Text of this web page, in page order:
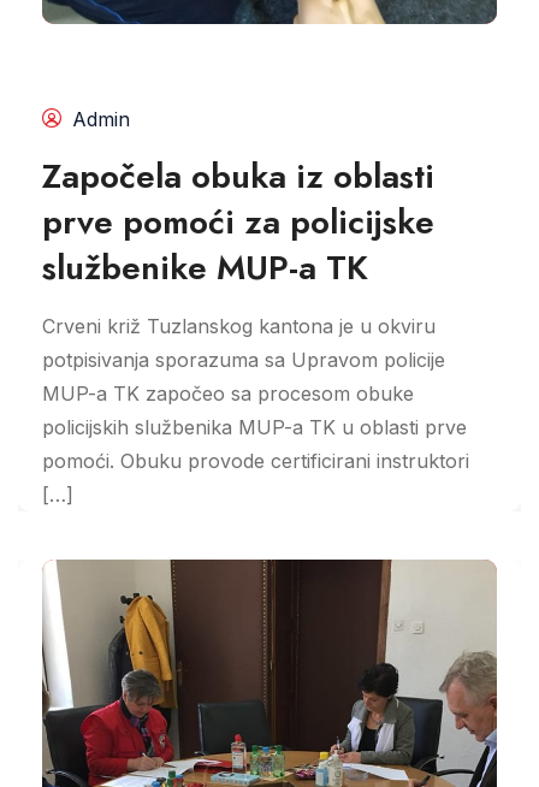
Admin
Započela obuka iz oblasti
prve pomoći za policijske
službenike MUP-a TK
Crveni križ Tuzlanskog kantona je u okviru
potpisivanja sporazuma sa Upravom policije
MUP-a TK započeo sa procesom obuke
policijskih službenika MUP-a TK u oblasti prve
pomoći. Obuku provode certificirani instruktori
[…]